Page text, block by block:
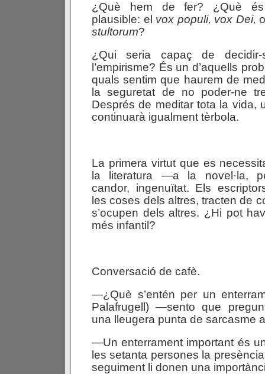
¿Què hem de fer? ¿Què
plausible: el vox populi, vox Dei, o
stultorum?
¿Qui seria capaç de
l’empirisme? És un d’aquells
quals sentim que haurem de
la seguretat de no poder-ne
Després de meditar tota la vida,
continuarà igualment tèrbola.
La primera virtut que es
la literatura —a la novel·la,
candor, ingenuïtat. Els
les coses dels altres, tracten de
s’ocupen dels altres. ¿Hi pot
més infantil?
Conversació de cafè.
—¿Què s’entén per un
Palafrugell) —sento que
una lleugera punta de sarcasme
—Un enterrament important és
les setanta persones la
seguiment li donen una